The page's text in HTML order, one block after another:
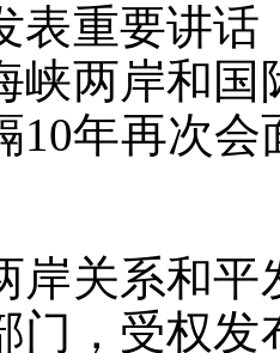
表重要讲
峡两岸和
10年再次
关系和平
门，受权